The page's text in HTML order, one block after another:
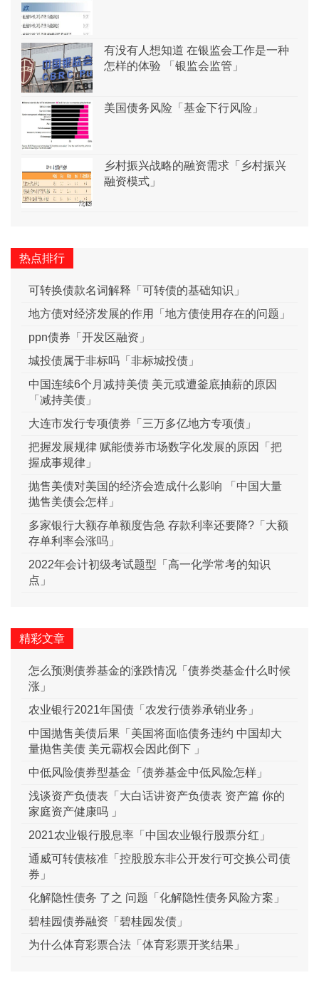
有没有人想知道 在银监会工作是一种
怎样的体验 「银监会监管」
美国债务风险「基金下行风险」
乡村振兴战略的融资需求「乡村振兴
融资模式」
热点排行
可转换债款名词解释「可转债的基础知识」
地方债对经济发展的作用「地方债使用存在的问题」
ppn债券「开发区融资」
城投债属于非标吗「非标城投债」
中国连续6个月减持美债 美元或遭釜底抽薪的原因
「减持美债」
大连市发行专项债券「三万多亿地方专项债」
把握发展规律 赋能债券市场数字化发展的原因「把
握成事规律」
抛售美债对美国的经济会造成什么影响 「中国大量
抛售美债会怎样」
多家银行大额存单额度告急 存款利率还要降?「大额
存单利率会涨吗」
2022年会计初级考试题型「高一化学常考的知识
点」
精彩文章
怎么预测债券基金的涨跌情况「债券类基金什么时候
涨」
农业银行2021年国债「农发行债券承销业务」
中国抛售美债后果「美国将面临债务违约 中国却大
量抛售美债 美元霸权会因此倒下 」
中低风险债券型基金「债券基金中低风险怎样」
浅谈资产负债表「大白话讲资产负债表 资产篇 你的
家庭资产健康吗 」
2021农业银行股息率「中国农业银行股票分红」
通威可转债核准「控股股东非公开发行可交换公司债
券」
化解隐性债务 了之 问题「化解隐性债务风险方案」
碧桂园债券融资「碧桂园发债」
为什么体育彩票合法「体育彩票开奖结果」